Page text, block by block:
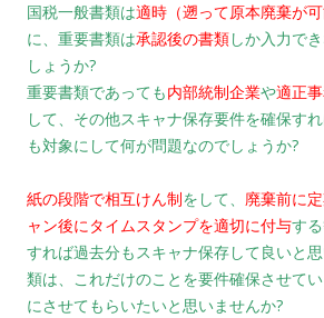
国税一般書類は適時（遡って原本廃棄が可
に、重要書類は承認後の書類しか入力で
しょうか?
重要書類であっても内部統制企業や適正
して、その他スキャナ保存要件を確保す
も対象にして何が問題なのでしょうか?
紙の段階で相互けん制をして、 廃棄前に
ャン後にタイムスタンプを適切に付与す
すれば過去分もスキャナ保存して良いと
類は、これだけのことを要件確保させて
にさせてもらいたいと思いませんか?